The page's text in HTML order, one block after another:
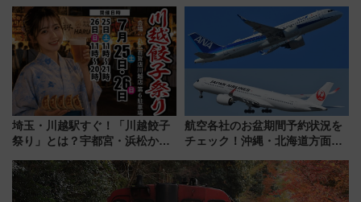
待
夏休みをお得に楽しむ！
埼玉・川越駅すぐ！「川越餃子
祭り」とは？宇都宮・浜松から
を食べ比べ【7月25日・26日開
催】
航空各社のお盆期間予約状況を
チェック！沖縄・北海道方面は
日は？